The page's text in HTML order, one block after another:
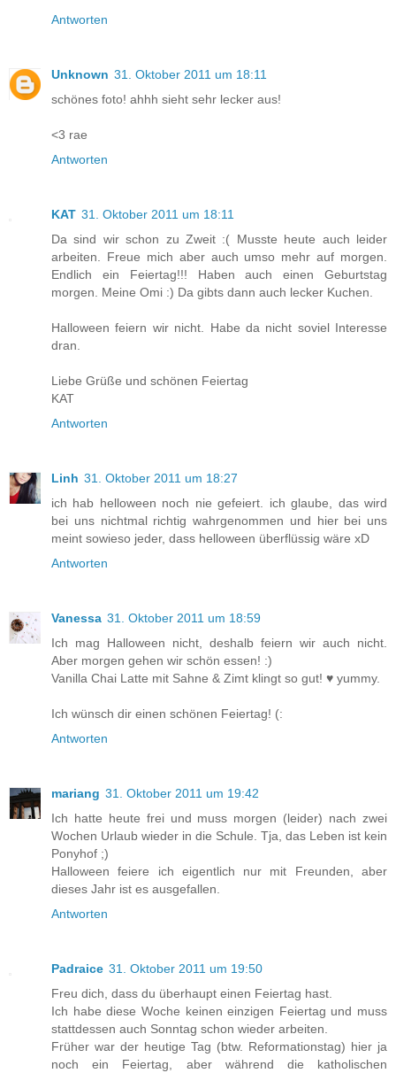
Antworten
Unknown 31. Oktober 2011 um 18:11
schönes foto! ahhh sieht sehr lecker aus!
<3 rae
Antworten
KAT 31. Oktober 2011 um 18:11
Da sind wir schon zu Zweit :( Musste heute auch leider
arbeiten. Freue mich aber auch umso mehr auf morgen.
Endlich ein Feiertag!!! Haben auch einen Geburtstag
morgen. Meine Omi :) Da gibts dann auch lecker Kuchen.
Halloween feiern wir nicht. Habe da nicht soviel Interesse
dran.
Liebe Grüße und schönen Feiertag
KAT
Antworten
Linh 31. Oktober 2011 um 18:27
ich hab helloween noch nie gefeiert. ich glaube, das wird
bei uns nichtmal richtig wahrgenommen und hier bei uns
meint sowieso jeder, dass helloween überflüssig wäre xD
Antworten
Vanessa 31. Oktober 2011 um 18:59
Ich mag Halloween nicht, deshalb feiern wir auch nicht.
Aber morgen gehen wir schön essen! :)
Vanilla Chai Latte mit Sahne & Zimt klingt so gut! ♥ yummy.
Ich wünsch dir einen schönen Feiertag! (:
Antworten
mariang 31. Oktober 2011 um 19:42
Ich hatte heute frei und muss morgen (leider) nach zwei
Wochen Urlaub wieder in die Schule. Tja, das Leben ist kein
Ponyhof ;)
Halloween feiere ich eigentlich nur mit Freunden, aber
dieses Jahr ist es ausgefallen.
Antworten
Padraice 31. Oktober 2011 um 19:50
Freu dich, dass du überhaupt einen Feiertag hast.
Ich habe diese Woche keinen einzigen Feiertag und muss
stattdessen auch Sonntag schon wieder arbeiten.
Früher war der heutige Tag (btw. Reformationstag) hier ja
noch ein Feiertag, aber während die katholischen